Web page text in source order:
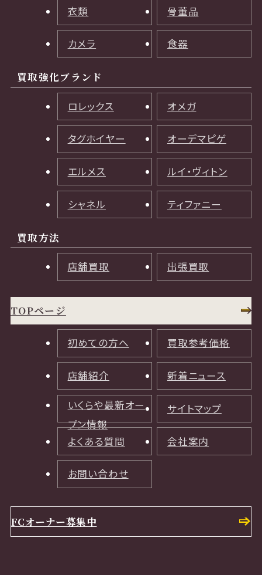
衣類 骨董品
カメラ 食器
買取強化ブランド
ロレックス オメガ
タグホイヤー オーデマピゲ
エルメス ルイ・ヴィトン
シャネル ティファニー
買取方法
店舗買取 出張買取
TOPページ
初めての方へ 買取参考価格
店舗紹介 新着ニュース
いくらや最新オー
プン情報
サイトマップ
よくある質問 会社案内
お問い合わせ
FCオーナー募集中